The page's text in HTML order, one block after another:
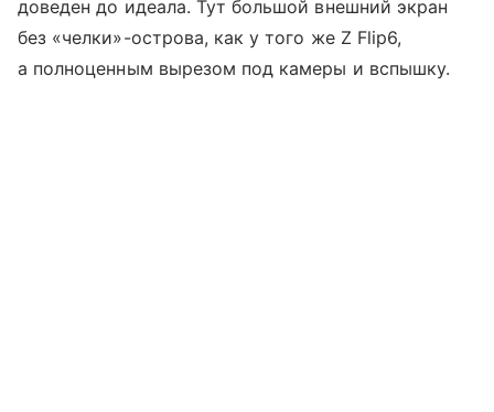
доведен до идеала. Тут большой внешний экран
без «челки»-острова, как у того же Z Flip6,
а полноценным вырезом под камеры и вспышку.